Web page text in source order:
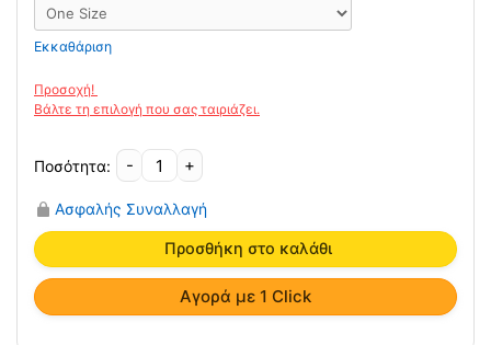
Εκκαθάριση
Αγορά με 1 Click
-
Ελαστική
Περιαγκωνίδα
Με
Σιλικόνη
AC-
1083
ποσότητα
+
Ασφαλής Συναλλαγή
Προσθήκη στο καλάθι